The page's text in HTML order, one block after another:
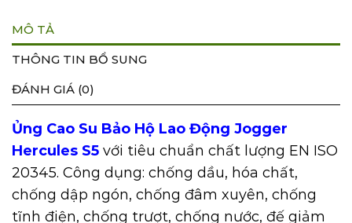
MÔ TẢ
THÔNG TIN BỔ SUNG
ĐÁNH GIÁ (0)
Ủng Cao Su Bảo Hộ Lao Động Jogger
Hercules S5 với tiêu chuẩn chất lượng EN ISO
20345. Công dụng: chống dầu, hóa chất,
chống dập ngón, chống đâm xuyên, chống
tĩnh điện, chống trượt, chống nước, đế giảm